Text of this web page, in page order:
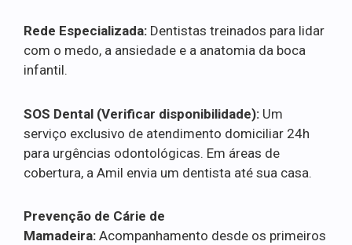
Rede Especializada: Dentistas treinados para lidar
com o medo, a ansiedade e a anatomia da boca
infantil.
SOS Dental (Verificar disponibilidade): Um
serviço exclusivo de atendimento domiciliar 24h
para urgências odontológicas. Em áreas de
cobertura, a Amil envia um dentista até sua casa.
Prevenção de Cárie de
Mamadeira: Acompanhamento desde os primeiros